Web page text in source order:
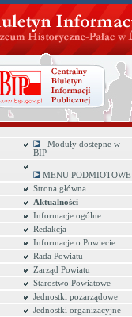
Moduły dostępne w
BIP
MENU PODMIOTOWE
Strona główna
Aktualności
Informacje ogólne
Redakcja
Informacje o Powiecie
Rada Powiatu
Zarząd Powiatu
Starostwo Powiatowe
Jednostki pozarządowe
Jednostki organizacyjne